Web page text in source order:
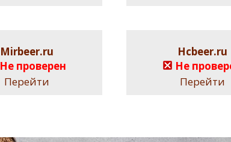
Mirbeer.ru
Не проверен
Перейти
Hcbeer.ru
Не
Перейти